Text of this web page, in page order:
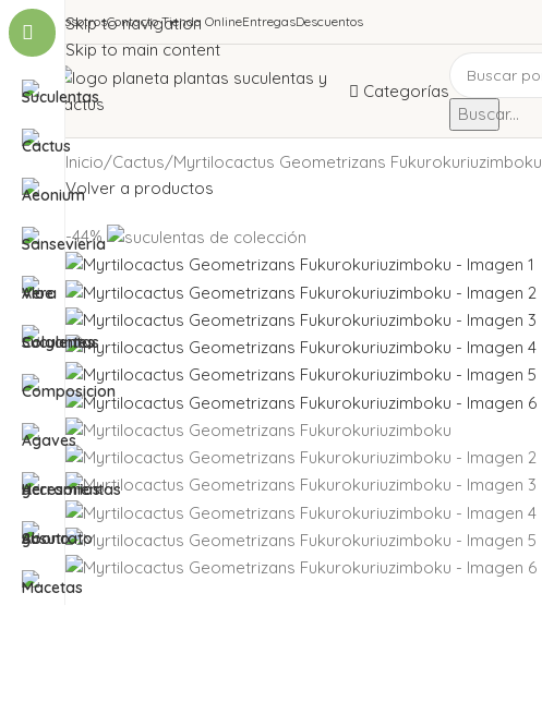
Skip to navigation
Skip to main content
NosotrosContacto Tienda OnlineEntregasDescuentos
Categorías
Buscar...
Inicio Cactus Myrtilocactus Geometrizans Fukurokuriuzimboku
Volver a productos
-44%